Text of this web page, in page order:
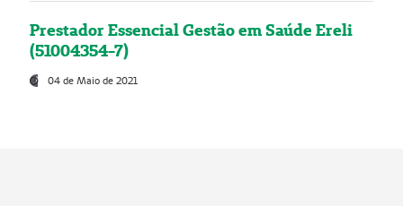
Prestador Essencial Gestão em Saúde Ereli
(51004354-7)
04 de Maio de 2021